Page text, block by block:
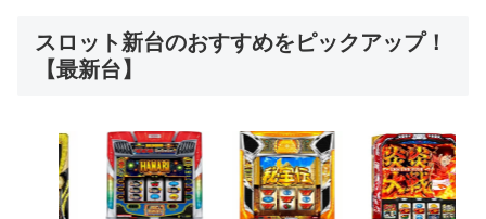
スロット新台のおすすめをピックアップ！
【最新台】